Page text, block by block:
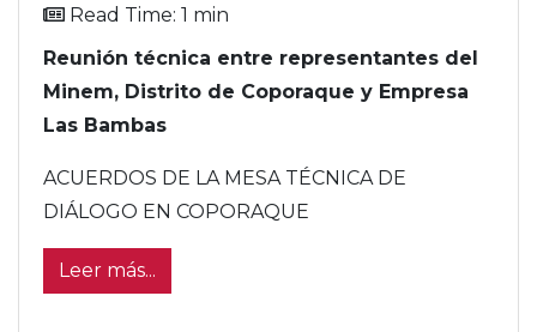
Read Time: 1 min
Reunión técnica entre representantes del
Minem, Distrito de Coporaque y Empresa
Las Bambas
ACUERDOS DE LA MESA TÉCNICA DE
DIÁLOGO EN COPORAQUE
Leer más...